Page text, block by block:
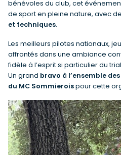
bénévoles du club, cet
de sport en pleine nature, avec
et techniques.
Les meilleurs pilotes nationaux,
affrontés dans une ambiance
fidèle à l’esprit si particulier du
Un grand bravo à l’ensemble
du MC Sommieroispour cette